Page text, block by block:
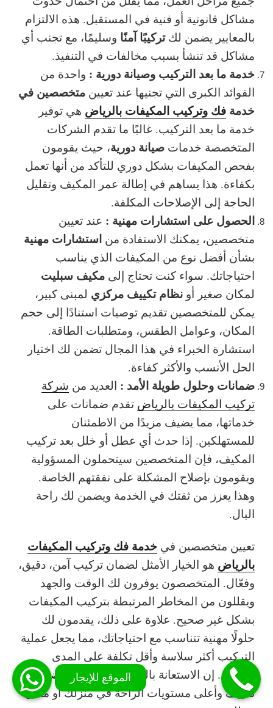
مشاكل قانونية أو فنية في المستقبل. هذه الالتزام
بالمعايير يضمن لكتركيبًا آمنًا وسليمًا، مع تجنب أي
مشاكل قد تنشأ بسبب مخالفات في التنفيذ.
خدمة ما بعد التركيب وصيانة دورية : واحدة من
الفوائد الكبرى التي تجنيها عند تعيين متخصصين في
خدمة فك وتركيب المكيفات بالرياض هي توفير
خدمة ما بعد التركيب. غالبًا ما تقدم الشركات
المتخصصة خدمات صيانة دورية، حيث يقومون
بفحص المكيفات بشكل دوري للتأكد من أنها تعمل
بكفاءة. هذا يساهم في إطالة عمر المكيف وتقليل
الحاجة إلى الإصلاحات المكلفة.
الحصول على استشارات مهنية : عند تعيين
متخصصين، يمكنك الاستفادة من استشارات مهنية
بشأن أفضل نوع من المكيفات الذي يناسب
احتياجاتك. سواء كنت تحتاج إلى مكيف سبليت
لمكان صغير أو نظام تكييف مركزي لمبنى كبير،
يمكن للمتخصصين تقديم توصيات استنادًا إلى حجم
المكان، وعوامل الطقس، ومتطلبات الطاقة.
استشارة الخبراء في هذا المجال تضمن لك اختيار
الحل الأنسب والأكثر كفاءة.
ضمانات وحلول طويلة الأمد : العديد من شركة
تركيب المكيفات بالرياض تقدم ضمانات على
خدماتها، مما يضيف مزيدًا من الاطمئنان
للمستهلكين. إذا حدث أي عطل أو خلل بعد تركيب
المكيف، فإن المتخصصين سيتحملون المسؤولية
ويقومون بإصلاح المشكلة على نفقتهم الخاصة.
وهذا يعزز من ثقتك في الخدمة ويضمن لك راحة
البال.
تعيين متخصصين في خدمة فك وتركيب المكيفات
بالرياض هو الخيار الأمثل لضمان تركيب آمن، دقيق،
وفعّال. المتخصصون يوفرون لك الوقت والجهد
ويقللون من المخاطر المرتبطة بتركيب المكيفات
بشكل غير صحيح. علاوة على ذلك، يقدمون لك
حلولًا مهنية تتناسب مع احتياجاتك، مما يجعل عملية
التركيب أكثر سلاسة وأقل تكلفة على المدى
الطويل. إن الاستعانة بالخبراء يضمن لك أفضلأداء
تكييفوأعلى مستوياتالراحةفي منزلك أو مكان